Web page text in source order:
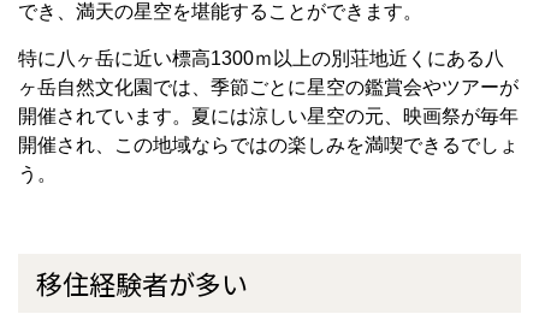
でき、満天の星空を堪能することができます。
特に八ヶ岳に近い標高1300ｍ以上の別荘地近くにある八
ヶ岳自然文化園では、季節ごとに星空の鑑賞会やツアーが
開催されています。夏には涼しい星空の元、映画祭が毎年
開催され、この地域ならではの楽しみを満喫できるでしょ
う。
移住経験者が多い